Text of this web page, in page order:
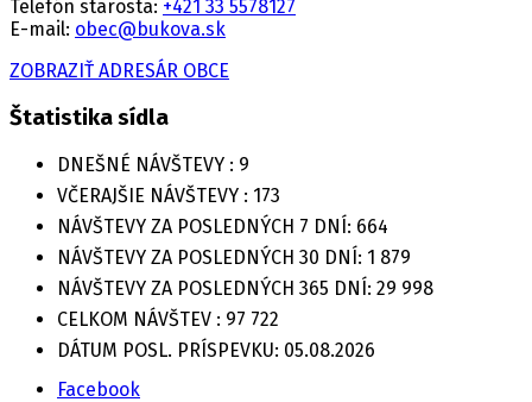
Telefón starosta: +421 33 5578127
E-mail: obec@bukova.sk
ZOBRAZIŤ ADRESÁR OBCE
Štatistika sídla
DNEŠNÉ NÁVŠTEVY : 9
VČERAJŠIE NÁVŠTEVY : 173
NÁVŠTEVY ZA POSLEDNÝCH 7 DNÍ: 664
NÁVŠTEVY ZA POSLEDNÝCH 30 DNÍ: 1 879
NÁVŠTEVY ZA POSLEDNÝCH 365 DNÍ: 29 998
CELKOM NÁVŠTEV : 97 722
DÁTUM POSL. PRÍSPEVKU: 05.08.2026
Facebook